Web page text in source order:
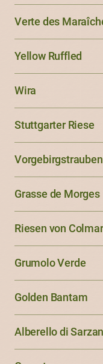
Verte des
Yellow Ruffled
Wira
Stuttgarter Riese
Vorgebirgstrauben
Grasse de Morges
Riesen von Colmar
Grumolo Verde
Golden Bantam
Alberello di